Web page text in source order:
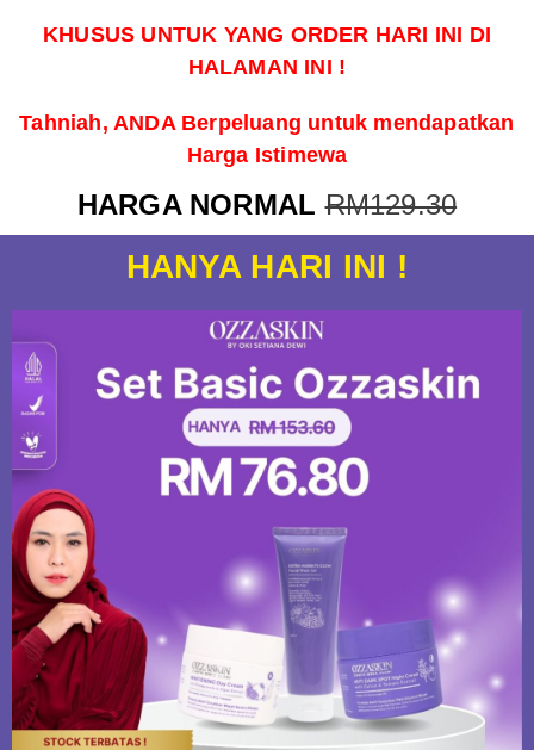
KHUSUS UNTUK YANG ORDER HARI INI DI
HALAMAN INI !
Tahniah, ANDA Berpeluang untuk mendapatkan
Harga Istimewa
HARGA NORMALRM129.30
HANYA HARI INI !